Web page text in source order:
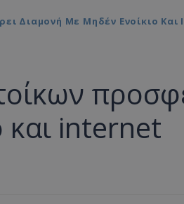
Διαμονή Με Μηδέν Ενοίκιο
και internet